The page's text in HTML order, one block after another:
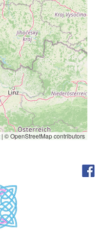
| © OpenStreetMap contributors